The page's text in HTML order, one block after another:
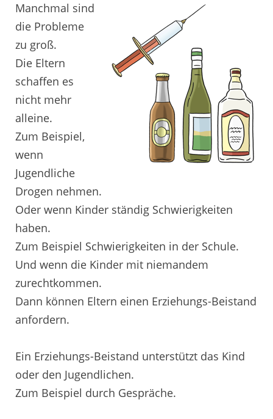
Manchmal sind
die Probleme
zu groß.
Die Eltern
schaffen es
nicht mehr
alleine.
Zum Beispiel,
wenn
Jugendliche
Drogen nehmen.
Oder wenn Kinder ständig Schwierigkeiten
haben.
Zum Beispiel Schwierigkeiten in der Schule.
Und wenn die Kinder mit niemandem
zurechtkommen.
Dann können Eltern einen Erziehungs-Beistand
anfordern.
Ein Erziehungs-Beistand unterstützt das Kind
oder den Jugendlichen.
Zum Beispiel durch Gespräche.